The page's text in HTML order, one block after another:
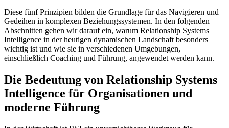
Diese fünf Prinzipien bilden die Grundlage für das Navigieren und
Gedeihen in komplexen Beziehungssystemen. In den folgenden
Abschnitten gehen wir darauf ein, warum Relationship Systems
Intelligence in der heutigen dynamischen Landschaft besonders
wichtig ist und wie sie in verschiedenen Umgebungen,
einschließlich Coaching und Führung, angewendet werden kann.
Die Bedeutung von Relationship Systems
Intelligence für Organisationen und
moderne Führung